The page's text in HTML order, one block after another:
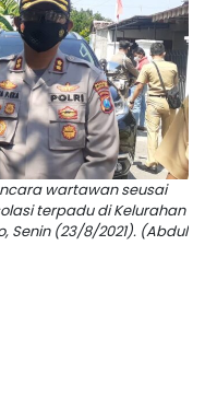
wartawan seusai
terpadu di Kelurahan
Senin (23/8/2021). (Abdul